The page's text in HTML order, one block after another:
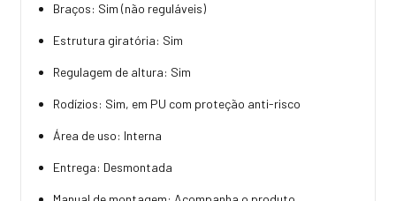
Braços: Sim (não reguláveis)
Estrutura giratória: Sim
Regulagem de altura: Sim
Rodízios: Sim, em PU com proteção anti-risco
Área de uso: Interna
Entrega: Desmontada